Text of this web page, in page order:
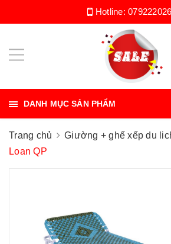
Hotline:
DANH MỤC SẢN PHẨM
Trang chủ Giường + ghế xếp du
Loan QP